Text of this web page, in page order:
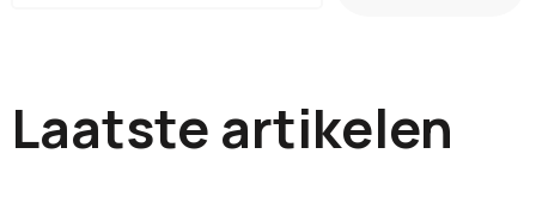
Laatste artikelen